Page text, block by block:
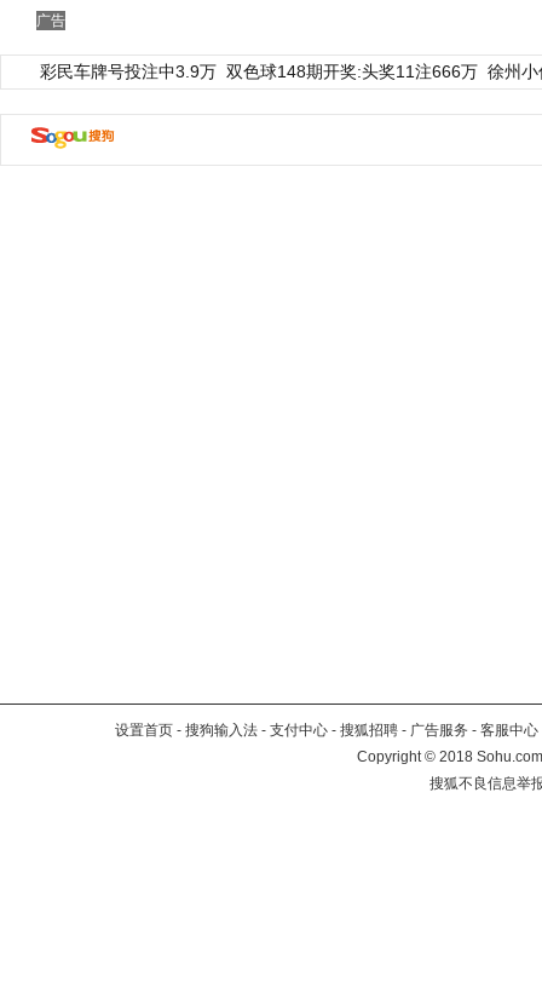
广告
彩民车牌号投注中3.9万 双色球148期开奖:头奖11注666万 徐州
设置首页 - 搜狗输入法 - 支付中心 - 搜狐招聘 - 广告服务 - 客服中心
Copyright©2018
搜狐不良信息举